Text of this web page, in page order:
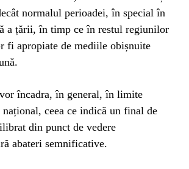
normalul perioadei, în special în
a țării, în timp ce în restul regiunilor
fi apropiate de mediile obișnuite
încadra, în general, în limite
ceea ce indică un final de
din punct de vedere
abateri semnificative.